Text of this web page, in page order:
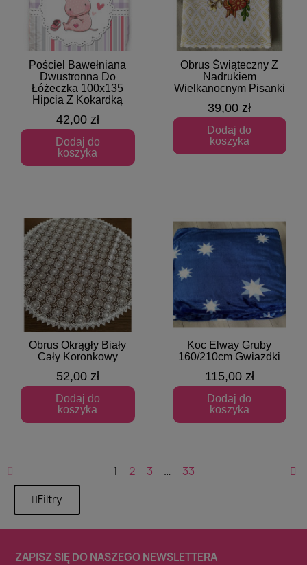
Filtry
Szybki podgląd
Pościel Bawełniana
Dwustronna Do
Łóżeczka 100x135
Hipcia Z Kokardką
42,00 zł
Dodaj do
koszyka
Szybki podgląd
Obrus Świąteczny Z
Nadrukiem
Wielkanocnym Pisanki
39,00 zł
Dodaj do
koszyka
Szybki podgląd
Obrus Okrągły Biały
Cały Koronkowy
52,00 zł
Dodaj do
koszyka
Szybki podgląd
Koc Elway Gruby
160/210cm Gwiazdki
115,00 zł
Dodaj do
koszyka
1 2 3 … 33
ZAPISZ SIĘ DO NASZEGO NEWSLETTERA